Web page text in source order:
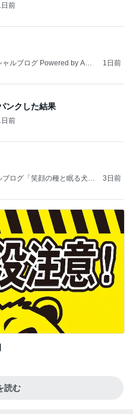
日前
ルブログ Powered by Ame
1日前
ンクした結果
日前
ログ「笑顔の種と眠る犬」
3日前
読む